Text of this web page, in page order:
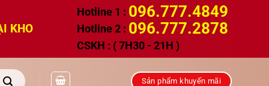
KHO
Hotline 1 : 096.777.4849
Hotline 2 : 096.777.2878
CSKH : ( 7H30 - 21H )
Sản phẩm khuyến mãi